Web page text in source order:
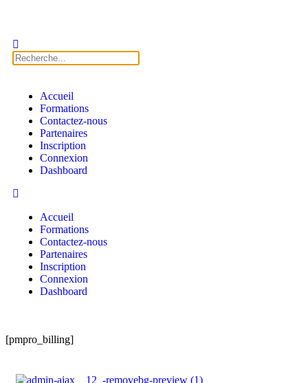
Accueil
Formations
Contactez-nous
Partenaires
Inscription
Connexion
Dashboard
Accueil
Formations
Contactez-nous
Partenaires
Inscription
Connexion
Dashboard
[pmpro_billing]